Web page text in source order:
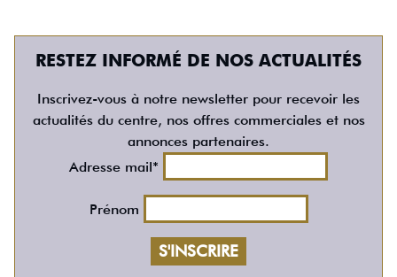
RESTEZ INFORMÉ DE NOS ACTUALITÉS
Inscrivez-vous à notre newsletter pour recevoir les
actualités du centre, nos offres commerciales et nos
annonces partenaires.
Adresse mail*
Prénom